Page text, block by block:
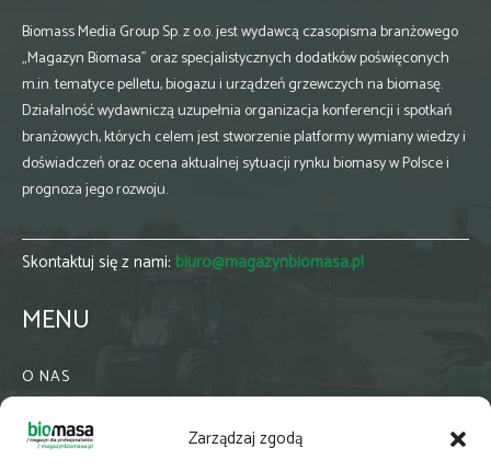
Zarządzaj zgodą
Biomass Media Group Sp. z o.o. jest wydawcą czasopisma branżowego
„Magazyn Biomasa” oraz specjalistycznych dodatków poświęconych
m.in. tematyce pelletu, biogazu i urządzeń grzewczych na biomasę.
Działalność wydawniczą uzupełnia organizacja konferencji i spotkań
branżowych, których celem jest stworzenie platformy wymiany wiedzy i
doświadczeń oraz ocena aktualnej sytuacji rynku biomasy w Polsce i
prognoza jego rozwoju.
Skontaktuj się z nami: biuro@magazynbiomasa.pl
MENU
O NAS
WSPÓŁPRACA